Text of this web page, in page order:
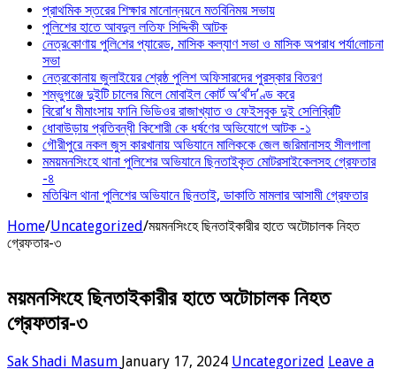
প্রাথমিক স্তরের শিক্ষার মানোন্নয়নে মতবিনিময় সভায়
পুলিশের হাতে আবদুল লতিফ সিদ্দিকী আটক
নেত্র‌কোণায় পু‌লি‌শের প্যারেড, মাসিক কল্যাণ সভা ও মাসিক অপরাধ পর্যা‌লোচনা
সভা
নেত্রকোনায় জুলাইয়ের শ্রেষ্ঠ পুলিশ অফিসারদের পুরস্কার বিতরণ
শম্ভুগঞ্জে দুইটি চালের মিলে মোবাইল কোর্ট অ’র্থ’দ’ণ্ড করে
বিরো’ধ মীমাংসায় ফানি ভিডিওর রাজাখ্যাত ও ফেইসবুক দুই সেলিব্রিটি
ধোবাউড়ায় প্রতিবন্ধী কিশোরী কে ধর্ষণের অভিযোগে আটক -১
গৌরীপুরে নকল জুস কারখানায় অভিযানে মালিককে জেল জরিমানাসহ সীলগালা
মময়মনসিংহে থানা পুলিশের অভিযানে ছিনতাইকৃত মোটরসাইকেলসহ গ্রেফতার
-৪
মতিঝিল থানা পুলিশের অভিযানে ছিনতাই, ডাকাতি মামলার আসামী গ্রেফতার
Home/Uncategorized/ময়মনসিংহে ছিনতাইকারীর হাতে অটোচালক নিহত
গ্রেফতার-৩
ময়মনসিংহে ছিনতাইকারীর হাতে অটোচালক নিহত
গ্রেফতার-৩
Sak Shadi Masum January 17, 2024 Uncategorized Leave a